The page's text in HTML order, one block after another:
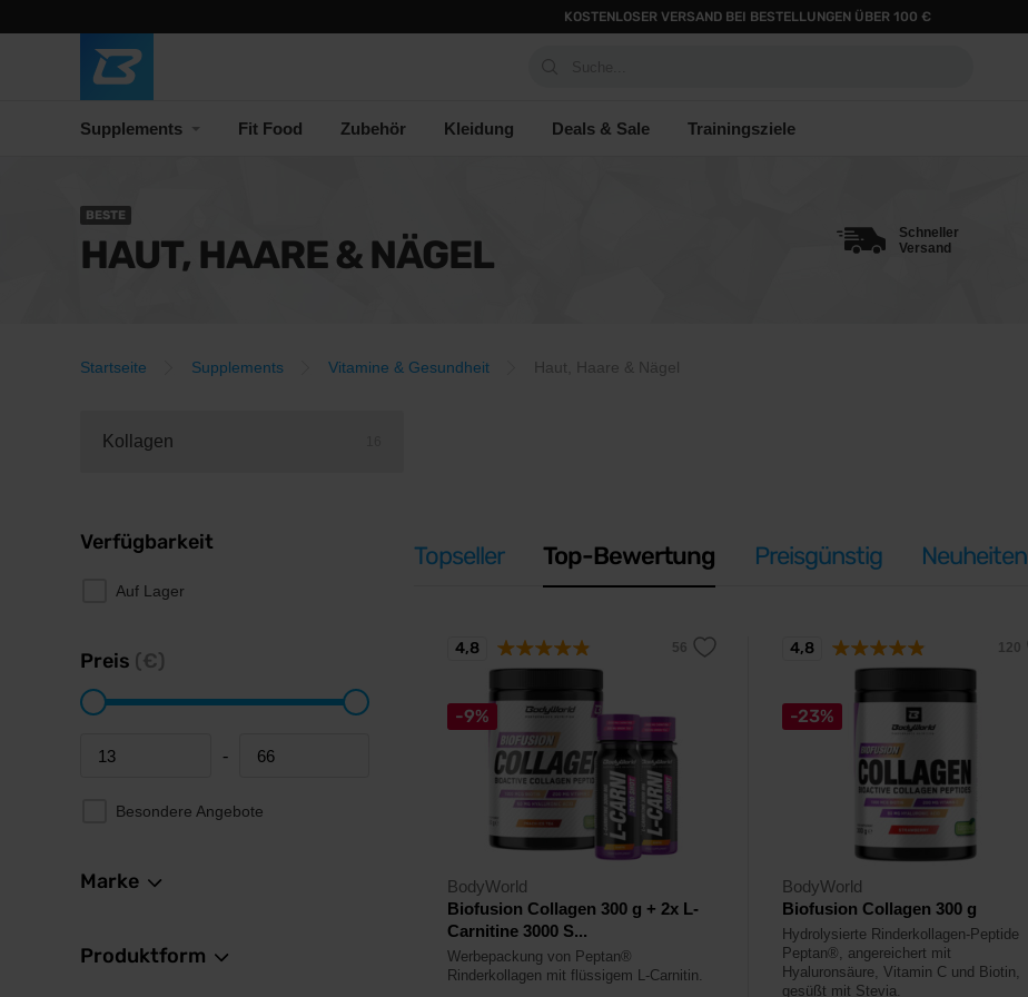
KOSTENLOSER VERSAND BEI BESTELLUNGEN ÜBER 100 €
Supplements Fit Food Zubehör Kleidung Deals & Sale Trainingsziele
BESTE
HAUT, HAARE & NÄGEL
Schneller
Versand
Startseite Supplements Vitamine & Gesundheit Haut, Haare & Nägel
Kollagen
Verfügbarkeit
Auf Lager
Preis (€)
Minimum price -
Maximum price
Besondere Angebote
Marke
Produktform
Topseller Top-Bewertung Preisgünstig Neuheiten
-9%
BodyWorld
Biofusion Collagen 300 g + 2x L-
Carnitine 3000 S...
Werbepackung von Peptan®
Rinderkollagen mit flüssigem L-Carnitin.
4,8
-23%
BodyWorld
Biofusion Collagen 300 g
Hydrolysierte Rinderkollagen-Peptide
Peptan®, angereichert mit
Hyaluronsäure, Vitamin C und Biotin,
gesüßt mit Stevia.
4,8